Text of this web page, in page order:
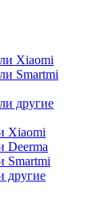
Xiaomi
Smartmi
другие
Xiaomi
Deerma
Smartmi
другие